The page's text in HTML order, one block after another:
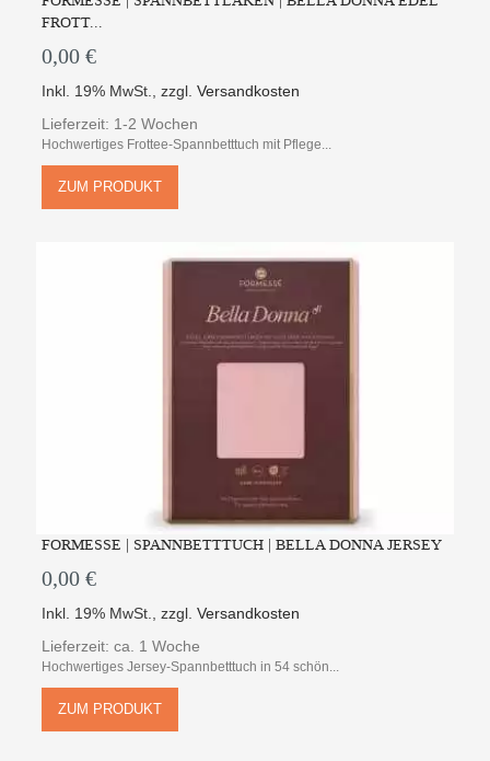
FROTT...
0,00 €
Inkl. 19% MwSt.,zzgl.Versandkosten
Lieferzeit: 1-2 Wochen
Hochwertiges Frottee-Spannbetttuch mit Pflege...
ZUM PRODUKT
FORMESSE | SPANNBETTTUCH | BELLA DONNA JERSEY
0,00 €
Inkl. 19% MwSt. ,zzgl.Versandkosten
Lieferzeit: ca. 1 Woche
Hochwertiges Jersey-Spannbetttuch in 54 schön...
ZUM PRODUKT